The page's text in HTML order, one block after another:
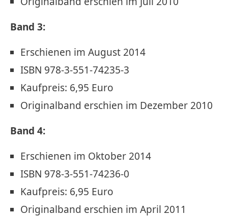
Band 3:
Erschienen im August 2014
ISBN 978-3-551-74235-3
Kaufpreis: 6,95 Euro
Originalband erschien im Dezember 2010
Band 4:
Erschienen im Oktober 2014
ISBN 978-3-551-74236-0
Kaufpreis: 6,95 Euro
Originalband erschien im April 2011